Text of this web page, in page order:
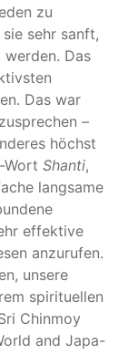
zu
sehr sanft,
Das
Das war
–
höchst
Wort Shanti,
langsame
effektive
anzurufen.
unsere
spirituellen
Chinmoy
and Japa-